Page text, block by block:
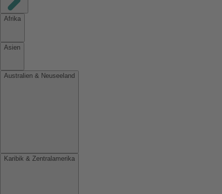
Afrika
Asien
Australien & Neuseeland
Karibik & Zentralamerika